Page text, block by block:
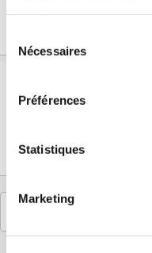
du Nécessaires
Préférences
Statistiques
Marketing